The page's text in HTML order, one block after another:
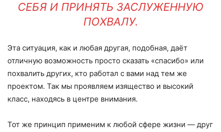
СЕБЯ И ПРИНЯТЬ ЗАСЛУЖЕННУЮ
ПОХВАЛУ.
Эта ситуация, как и любая другая, подобная, даёт
отличную возможность просто сказать «спасибо» или
похвалить других, кто работал с вами над тем же
проектом. Так мы проявляем изящество и высокий
класс, находясь в центре внимания.
Тот же принцип применим к любой сфере жизни — друг